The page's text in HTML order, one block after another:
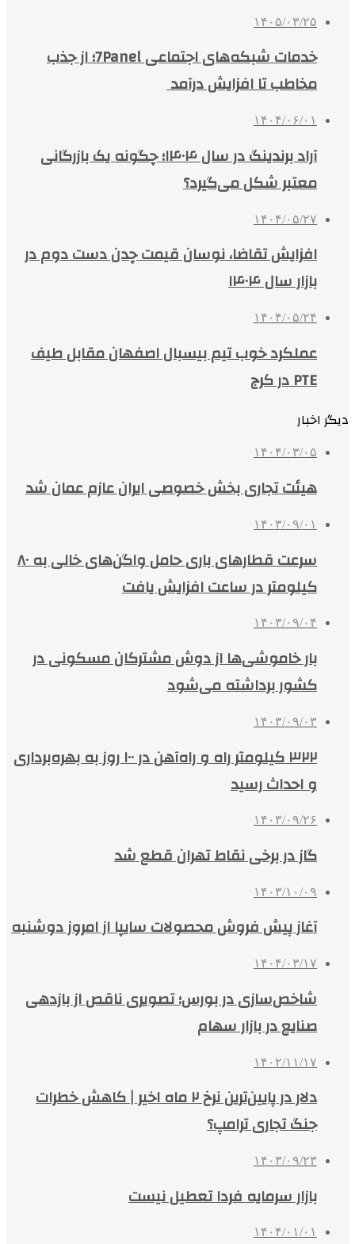
۱۴۰۵/۰۳/۲۵
خدمات شبکه‌های اجتماعی 7Panel؛ از جذب
مخاطب تا افزایش درآمد
۱۴۰۴/۰۶/۰۱
آراد برندینگ در سال ۱۴۰۴؛ چگونه یک بازرگانی
معتبر شکل می‌گیرد؟
۱۴۰۴/۰۵/۲۷
افزایش تقاضا، نوسان قیمت چدن دست دوم در
بازار سال ۱۴۰۴
۱۴۰۴/۰۵/۲۴
عملکرد خوب تیم بیسبال اصفهان مقابل طیف
PTE در کرج
دیگر اخبار
۱۴۰۴/۰۳/۰۵
هیئت تجاری بخش خصوصی ایران عازم عمان شد
۱۴۰۳/۰۹/۰۱
سرعت قطارهای باری حامل واگن‌های خالی به ۸۰
کیلومتر در ساعت افزایش یافت
۱۴۰۳/۰۹/۰۴
بار خاموشی‌ها از دوش مشترکان مسکونی در
کشور برداشته می‌شود
۱۴۰۳/۰۹/۰۳
۳۲۲ کیلومتر راه و راه‌آهن در ۱۰۰ روز به بهره‌برداری
و احداث رسید
۱۴۰۳/۰۹/۲۶
گاز در برخی نقاط تهران قطع شد
۱۴۰۳/۱۰/۰۹
آغاز پیش فروش محصولات سایپا از امروز دوشنبه
۱۴۰۴/۰۳/۱۷
شاخص‌سازی در بورس؛ تصویری ناقص از بازدهی
صنایع در بازار سهام
۱۴۰۲/۱۱/۱۷
دلار در پایین‌ترین نرخ ۲ ماه اخیر | کاهش خطرات
جنگ تجاری ترامپ؟
۱۴۰۳/۰۹/۲۳
بازار سرمایه فردا تعطیل نیست
۱۴۰۴/۰۱/۰۱